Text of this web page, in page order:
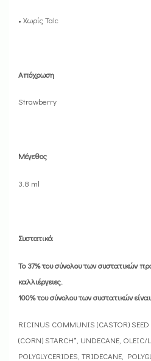
• Χωρίς Talc
Απόχρωση
Strawberry
Μέγεθος
3.8 ml
Συστατικά
Το 37% του σύνολου των συστατικών
καλλιέργειες.
100% του σύνολου των συστατικών
RICINUS COMMUNIS (CASTOR)
(CORN) STARCH*, UNDECANE,
POLYGLYCERIDES, TRIDECANE,